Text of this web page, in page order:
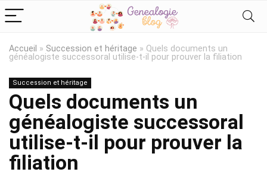
Accueil » Succession et héritage » Quels documents un
généalogiste successoral utilise-t-il pour prouver la filiation
Succession et héritage
Quels documents un
généalogiste successoral
utilise-t-il pour prouver la
filiation